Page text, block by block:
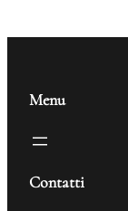
Menu
Contatti